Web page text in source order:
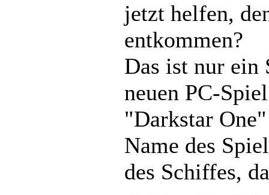
jetzt helfen,
entkommen?
Das ist nur ein
neuen PC-
"Darkstar
Name des
des Schiffes,